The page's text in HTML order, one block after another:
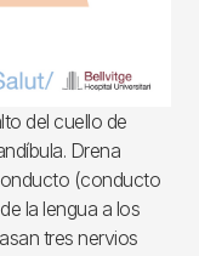
del cuello de
Drena
(conducto
la lengua a los
tres nervios